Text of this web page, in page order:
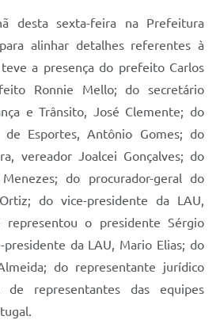
desta sexta-feira na Prefeitura
alinhar detalhes referentes à
a presença do prefeito Carlos
Ronnie Mello; do secretário
e Trânsito, José Clemente; do
de Esportes, Antônio Gomes; do
vereador Joalcei Gonçalves; do
do procurador-geral do
do vice-presidente da LAU,
representou o presidente Sérgio
presidente da LAU, Mario Elias; do
do representante jurídico
de representantes das equipes